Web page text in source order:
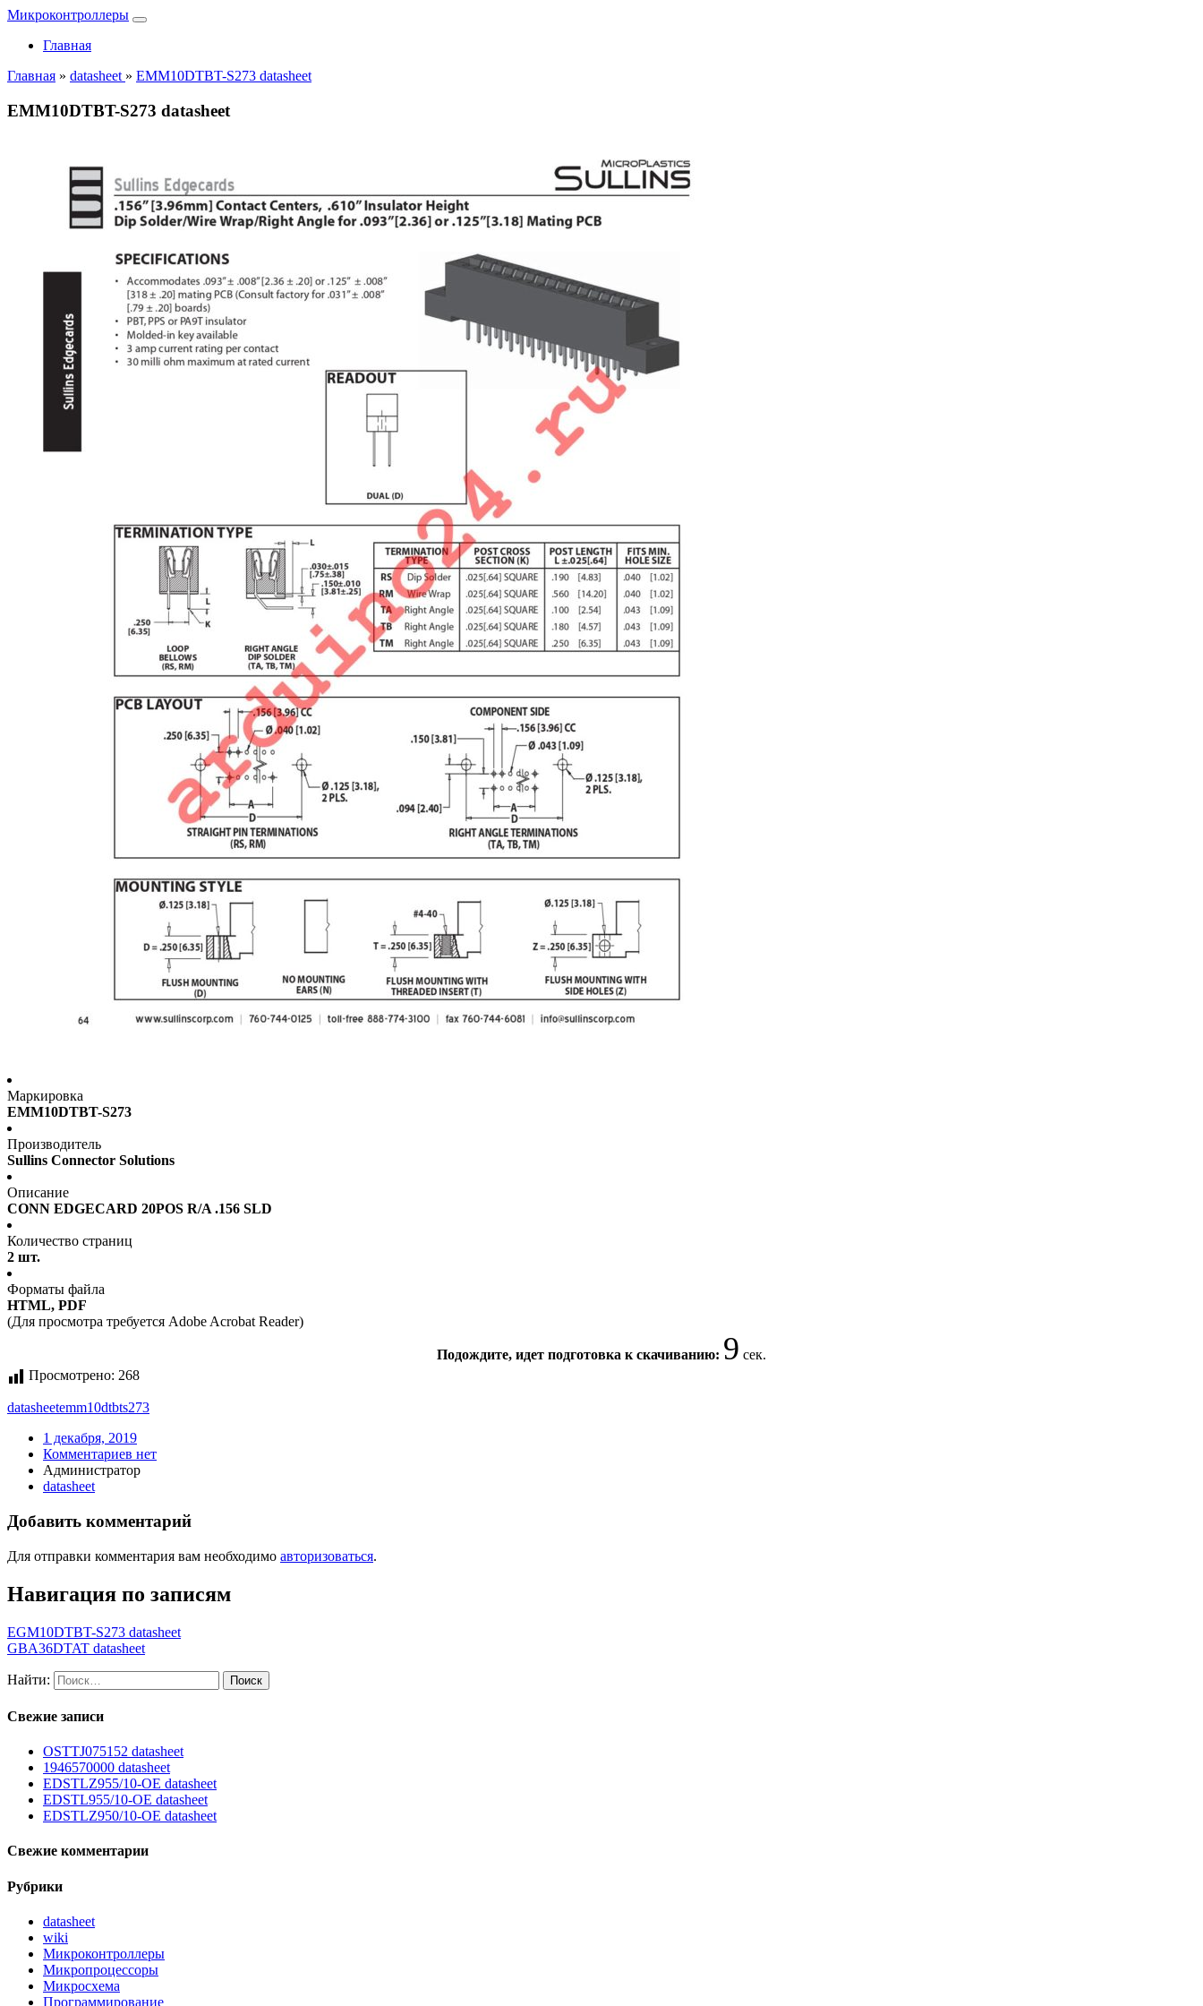
Микроконтроллеры
Главная
Главная » datasheet » EMM10DTBT-S273 datasheet
EMM10DTBT-S273 datasheet
Маркировка
EMM10DTBT-S273
Производитель
Sullins Connector Solutions
Описание
CONN EDGECARD 20POS R/A .156 SLD
Количество страниц
2 шт.
Форматы файла
HTML, PDF
(Для просмотра требуется Adobe Acrobat Reader)
Подождите, идет подготовка к скачиванию: 8 сек.
Просмотрено: 268
datasheetemm10dtbts273
1 декабря, 2019
Комментариев нет
Администратор
datasheet
Добавить комментарий
Для отправки комментария вам необходимо авторизоваться.
Навигация по записям
EGM10DTBT-S273 datasheet
GBA36DTAT datasheet
Найти:
Свежие записи
OSTTJ075152 datasheet
1946570000 datasheet
EDSTLZ955/10-OE datasheet
EDSTL955/10-OE datasheet
EDSTLZ950/10-OE datasheet
Свежие комментарии
Рубрики
datasheet
wiki
Микроконтроллеры
Микропроцессоры
Микросхема
Программирование